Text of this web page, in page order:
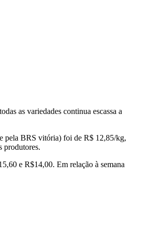
as variedades continua escassa a
pela BRS vitória) foi de R$ 12,85/kg,
produtores.
e R$14,00. Em relação à semana